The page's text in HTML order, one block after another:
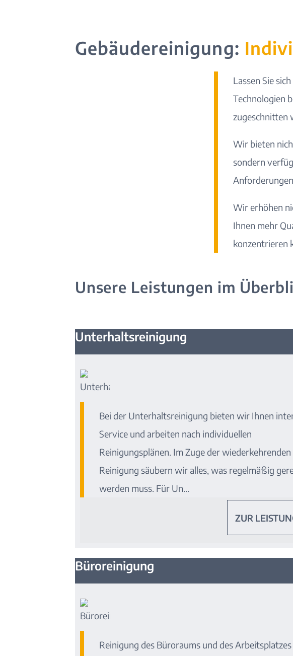
Gebäudereinigung:
Lassen Sie
Technologien
zugeschnitten
Wir bieten
sondern
Wir erhöhen
Ihnen mehr
konzentrieren
Unsere Leistungen im
Unterhaltsreinigung
Bei der Unterhaltsreinigung bieten wir Ihnen
Service und arbeiten nach individuellen
Reinigungsplänen. Im Zuge der wiederkehrenden
Reinigung säubern wir alles, was regelmäßig
werden muss. Für Un...
ZUR
Büroreinigung
Reinigung des Büroraums und des